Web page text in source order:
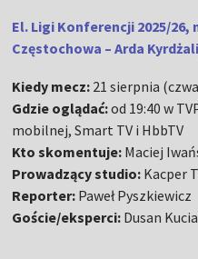
El. Ligi Konferencji 2025/26,
Częstochowa – Arda
Kiedy mecz: 21 sierpnia
Gdzie oglądać:od 19:40 w
mobilnej, Smart TV i HbbTV
Kto skomentuje: Maciej
Prowadzący studio: Kacper
Reporter: Paweł Pyszkiewicz
Goście/eksperci: Dusan